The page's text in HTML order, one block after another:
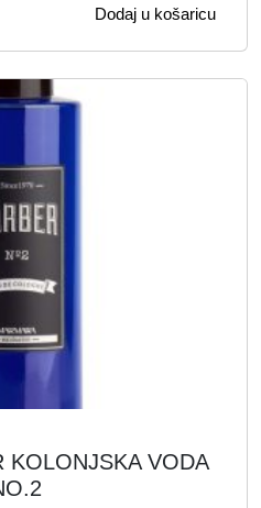
Dodaj u košaricu
KOLONJSKA VODA